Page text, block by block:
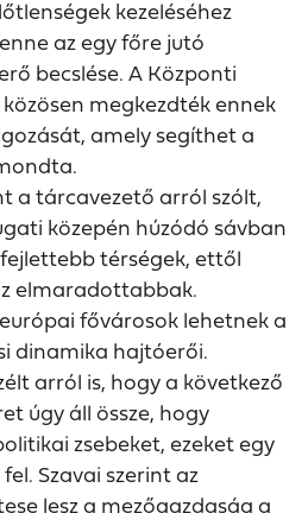
kezeléséhez
az egy főre jutó
becslése. A Központi
megkezdték ennek
amely segíthet a
a tárcavezető arról szólt,
közepén húzódó sávban
térségek, ettől
elmaradottabbak.
fővárosok lehetnek a
dinamika hajtóerői.
arról is, hogy a következő
úgy áll össze, hogy
zsebeket, ezeket egy
Szavai szerint az
lesz a mezőgazdaság a